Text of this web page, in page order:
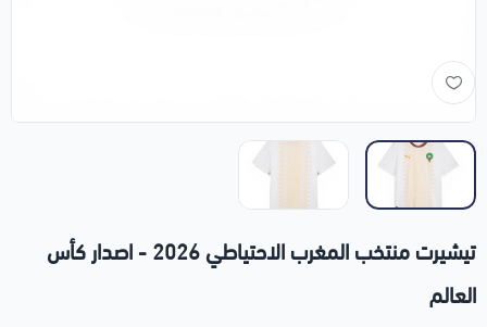
تيشيرت منتخب المغرب الاحتياطي 2026 - اصدار كأس
العالم